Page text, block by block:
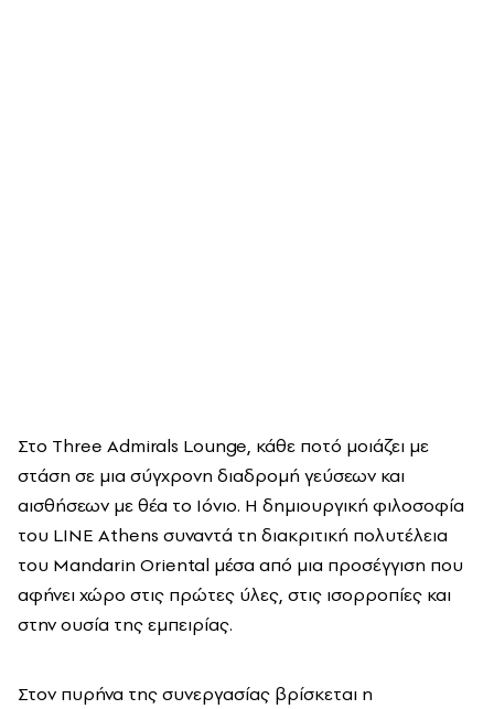
Στο Three Admirals Lounge, κάθε ποτό μοιάζει με
στάση σε μια σύγχρονη διαδρομή γεύσεων και
αισθήσεων με θέα το Ιόνιο. Η δημιουργική φιλοσοφία
του LINE Athens συναντά τη διακριτική πολυτέλεια
του Mandarin Oriental μέσα από μια προσέγγιση που
αφήνει χώρο στις πρώτες ύλες, στις ισορροπίες και
στην ουσία της εμπειρίας.
Στον πυρήνα της συνεργασίας βρίσκεται η